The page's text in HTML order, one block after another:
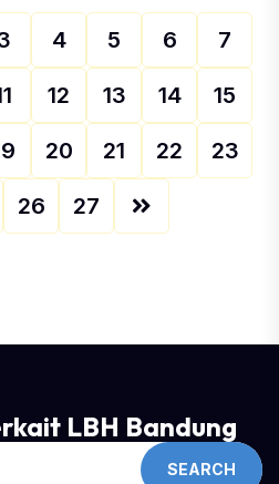
4 5 6 7
12 13 14 15
20 21 22 23
26 27
LBH Bandung
SEARCH